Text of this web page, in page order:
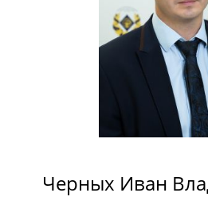
Черных Иван